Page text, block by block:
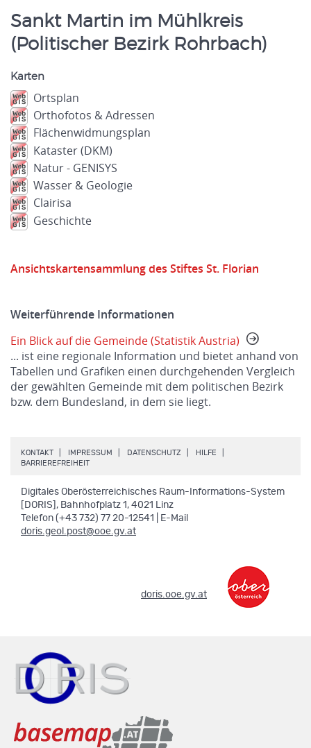
Sankt Martin im Mühlkreis
(Politischer Bezirk Rohrbach)
Karten
Ortsplan
Orthofotos & Adressen
Flächenwidmungsplan
Kataster (DKM)
Natur - GENISYS
Wasser & Geologie
Clairisa
Geschichte
Ansichtskartensammlung des Stiftes St. Florian
Weiterführende Informationen
Ein Blick auf die Gemeinde (Statistik Austria)
... ist eine regionale Information und bietet anhand von
Tabellen und Grafiken einen durchgehenden Vergleich
der gewählten Gemeinde mit dem politischen Bezirk
bzw. dem Bundesland, in dem sie liegt.
KONTAKT IMPRESSUM DATENSCHUTZ HILFE
BARRIEREFREIHEIT.
Digitales Oberösterreichisches Raum-Informations-System
[DORIS], Bahnhofplatz 1, 4021 Linz
Telefon (+43 732) 77 20-12541 | E-Mail
doris.geol.post@ooe.gv.at
doris.ooe.gv.at.